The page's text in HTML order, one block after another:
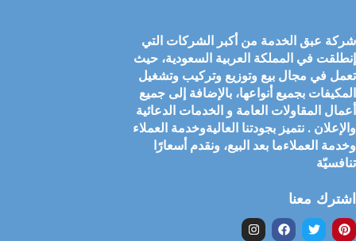
شركة عبق الخدمة من أكبر الشركات التي
إنطلقت في المملكة العربية السعودية، حيث
تعمل في مجال بيع وتوزيع وتركيب وتشغيل
المكيفات بجميع أنواعها، بالإضافة إلى جميع
أعمال المقاولات العامة و الخدمات الدعائية
والإعلان . نتميز بجودتنا العاليةوخدمة العملاء
وخدمة العملاءما بعد البيع، ونقدم أسعارًا
تنافسيّة
اشترك معنا